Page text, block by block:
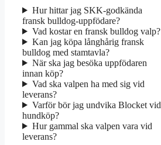
Hur hittar jag SKK-godkända
fransk bulldog-uppfödare?
Vad kostar en fransk bulldog valp?
Kan jag köpa långhårig fransk
bulldog med stamtavla?
När ska jag besöka uppfödaren
innan köp?
Vad ska valpen ha med sig vid
leverans?
Varför bör jag undvika Blocket vid
hundköp?
Hur gammal ska valpen vara vid
leverans?